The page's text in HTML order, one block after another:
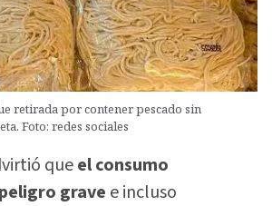
retirada por contener pescado sin
Foto: redes sociales
queel consumo
grave e incluso